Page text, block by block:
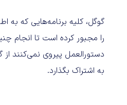
گوگل، کلیه برنامه‌هایی که به
را مجبور کرده است تا انجام
دستورالعمل‌ پیروی نمی‌کنند
به اشتراک بگذارد.